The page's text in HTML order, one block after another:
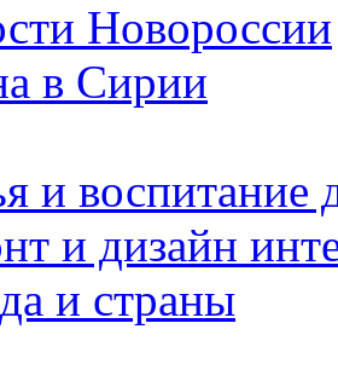
Новороссии
в Сирии
и воспитание
и дизайн
и страны